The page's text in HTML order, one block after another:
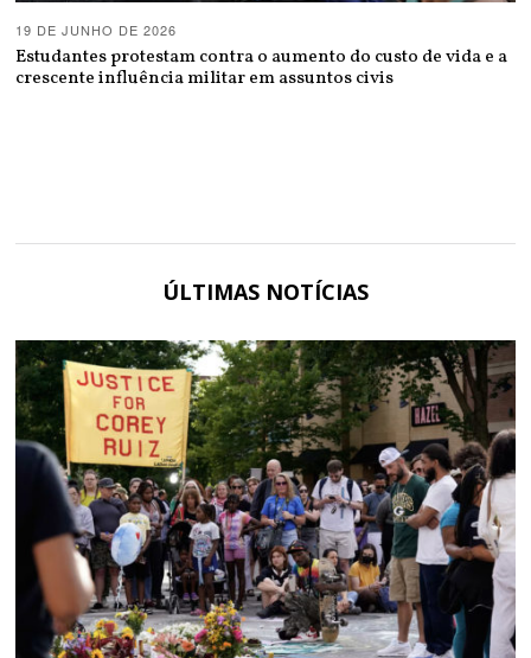
19 DE JUNHO DE 2026
Estudantes protestam contra o aumento do custo de vida e a
crescente influência militar em assuntos civis
ÚLTIMAS NOTÍCIAS